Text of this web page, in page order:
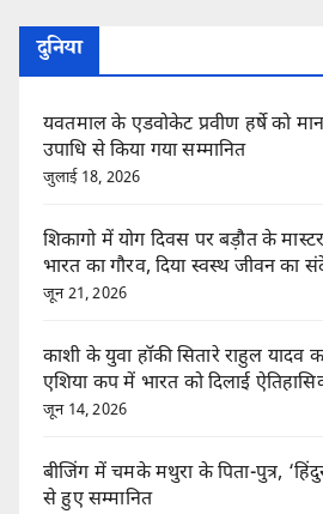
दुनिया
यवतमाल के एडवोकेट प्रवीण हर्षे को
उपाधि से किया गया सम्मानित
जुलाई 18, 2026
शिकागो में योग दिवस पर बड़ौत के
भारत का गौरव, दिया स्वस्थ जीवन का
जून 21, 2026
काशी के युवा हॉकी सितारे राहुल यादव
एशिया कप में भारत को दिलाई
जून 14, 2026
बीजिंग में चमके मथुरा के पिता-पुत्र,
से हुए सम्मानित